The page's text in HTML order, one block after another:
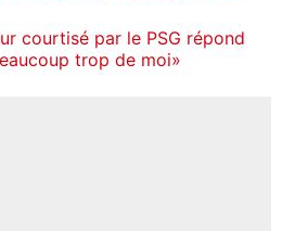
courtisé par le PSG répond
trop de moi»